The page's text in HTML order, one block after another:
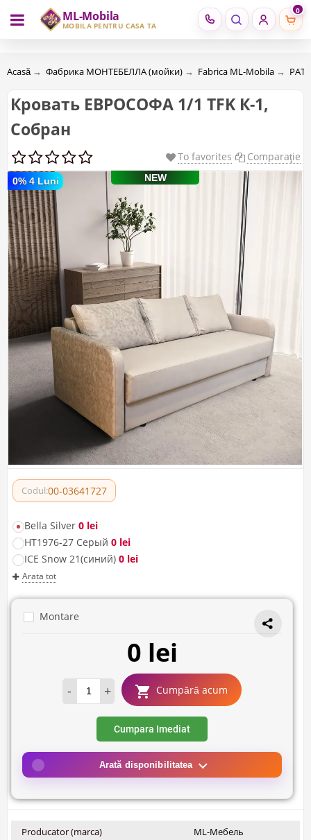
ML-Mobila
MOBILĂ PENTRU CASA TA
0
RU RO
Acasă → Фабрика МОНТЕБЕЛЛА (мойки) → Fabrica ML-Mobila →
Кровать ЕВРОСОФА 1/1 TFK К-1,
Собран
To favorites Comparaţie
0% 4 Luni NEW
Codul:00-03641727
Bella Silver 0 lei
HT1976-27 Серый 0 lei
ICE Snow 21(синий) 0 lei
Arata tot
Montare
0 lei
- + Cumpără acum
Cumpara Imediat
Arată disponibilitatea
Producator (marca)
ML-Мебель